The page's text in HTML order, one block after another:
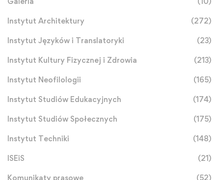
Instytut Architektury (272)
Instytut Języków i Translatoryki (23)
Instytut Kultury Fizycznej i Zdrowia (213)
Instytut Neofilologii (165)
Instytut Studiów Edukacyjnych (174)
Instytut Studiów Społecznych (175)
Instytut Techniki (148)
ISEiS (21)
Komunikaty prasowe (52)